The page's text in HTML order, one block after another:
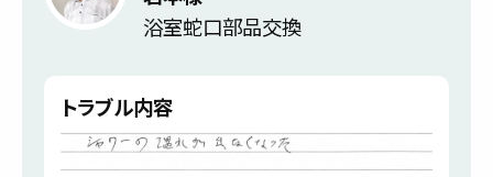
浴室蛇口部品交換
トラブル内容